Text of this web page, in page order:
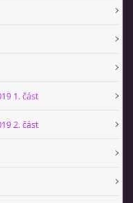
1. část
2. část